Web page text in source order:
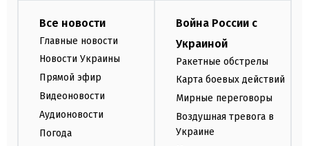
Все новости
Главные новости
Новости Украины
Прямой эфир
Видеоновости
Аудионовости
Погода
Война России с
Украиной
Ракетные обстрелы
Карта боевых действий
Мирные переговоры
Воздушная тревога в
Украине